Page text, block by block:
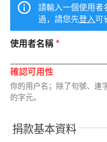
請輸入一個使用者
過，請您先登入可
使用者名稱 *
確認可用性
你的用戶名；除了句號、連
的字元。
捐款基本資料